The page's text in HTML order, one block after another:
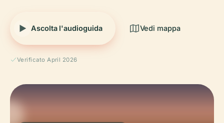
Ascolta l'audioguida Vedi mappa
Verificato April 2026